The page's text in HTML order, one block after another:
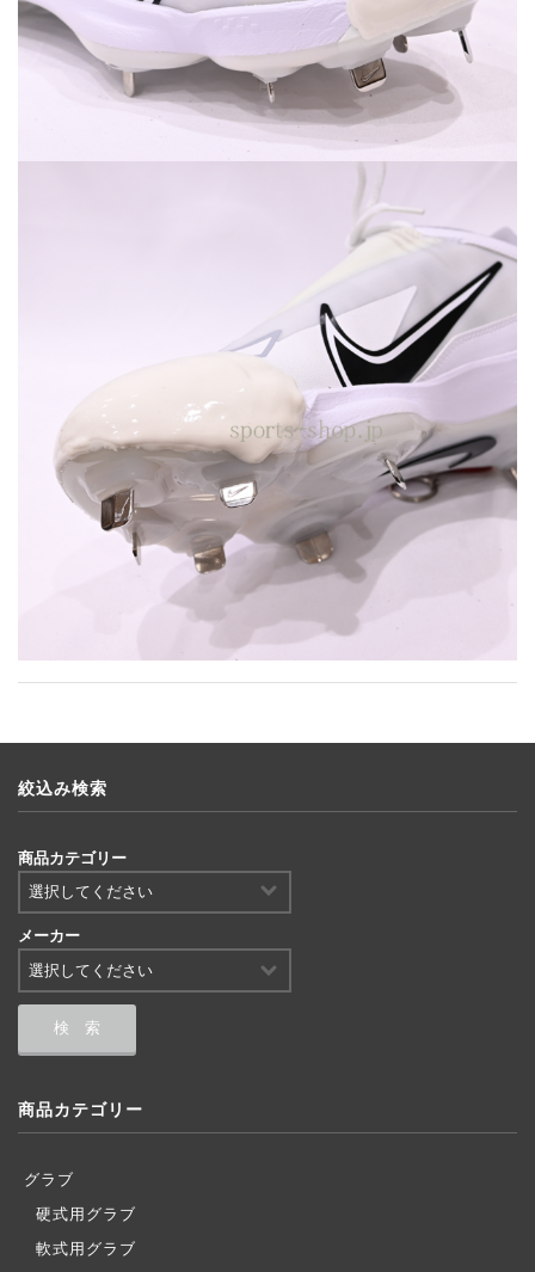
絞込み検索
商品カテゴリー
メーカー
商品カテゴリー
グラブ
硬式用グラブ
軟式用グラブ